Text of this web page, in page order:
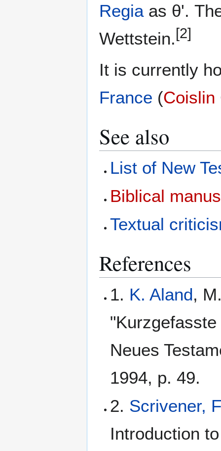
Regiaas θ'.
Wettstein. [2]
It is currently
France (Coislin
See also
List of New
Biblical
Textual
References
1. K. Aland,
Neues
1994, p. 49.
2. Scrivener,
Introduction